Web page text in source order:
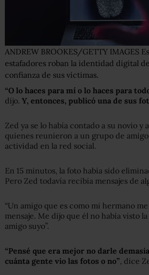
ANDREW BROOKES/GETTY IMAGES
estafadores roban la identidad digital
confianza de sus víctimas.
“O lo haces para mí o lo haces para
dijo. Y, entonces, publicó una de sus
Zed ya se lo había contado a su novio y
quienes reunieron a un grupo de
actividad en la red social.
En 15 minutos, la foto había sido
Pero Zed todavía recibía mensajes de
“Un amigo que es como mi hermano
mensaje. Me dijo que él no había visto
amigo suyo”.
“Pensé que era mejor no darle
cuánta gente vio las fotos o no”, dice